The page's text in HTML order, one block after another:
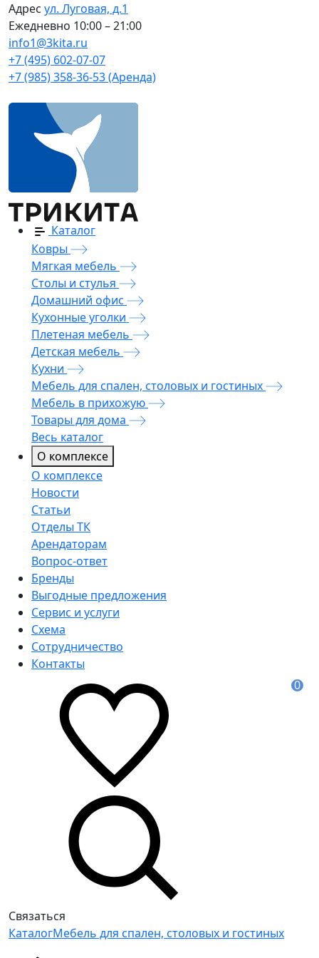
Адрес ул. Луговая, д.1
Ежедневно 10:00 – 21:00
info1@3kita.ru
+7 (495) 602-07-07
+7 (985) 358-36-53 (Аренда)
Каталог
Ковры
Мягкая мебель
Столы и стулья
Домашний офис
Кухонные уголки
Плетеная мебель
Детская мебель
Кухни
Мебель для спален, столовых и гостиных
Мебель в прихожую
Товары для дома
Весь каталог
О комплексе
О комплексе
Новости
Статьи
Отделы ТК
Арендаторам
Вопрос-ответ
Бренды
Выгодные предложения
Сервис и услуги
Схема
Сотрудничество
Контакты
0
Связаться
КаталогМебель для спален, столовых и гостиных